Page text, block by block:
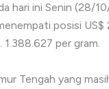
hari ini Senin (28/
posisi US$
per gram.
Tengah yang